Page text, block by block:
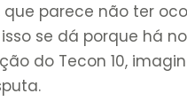
parece não ter
se dá porque há
do Tecon 10,